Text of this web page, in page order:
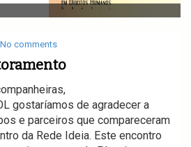
v
i
a
i
n
No comments
gostaríamos de agradecer a
e parceiros que compareceram
da Rede Ideia. Este encontro